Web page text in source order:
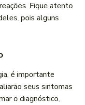
Fique atento
pois alguns
é importante
seus sintomas
o diagnóstico,